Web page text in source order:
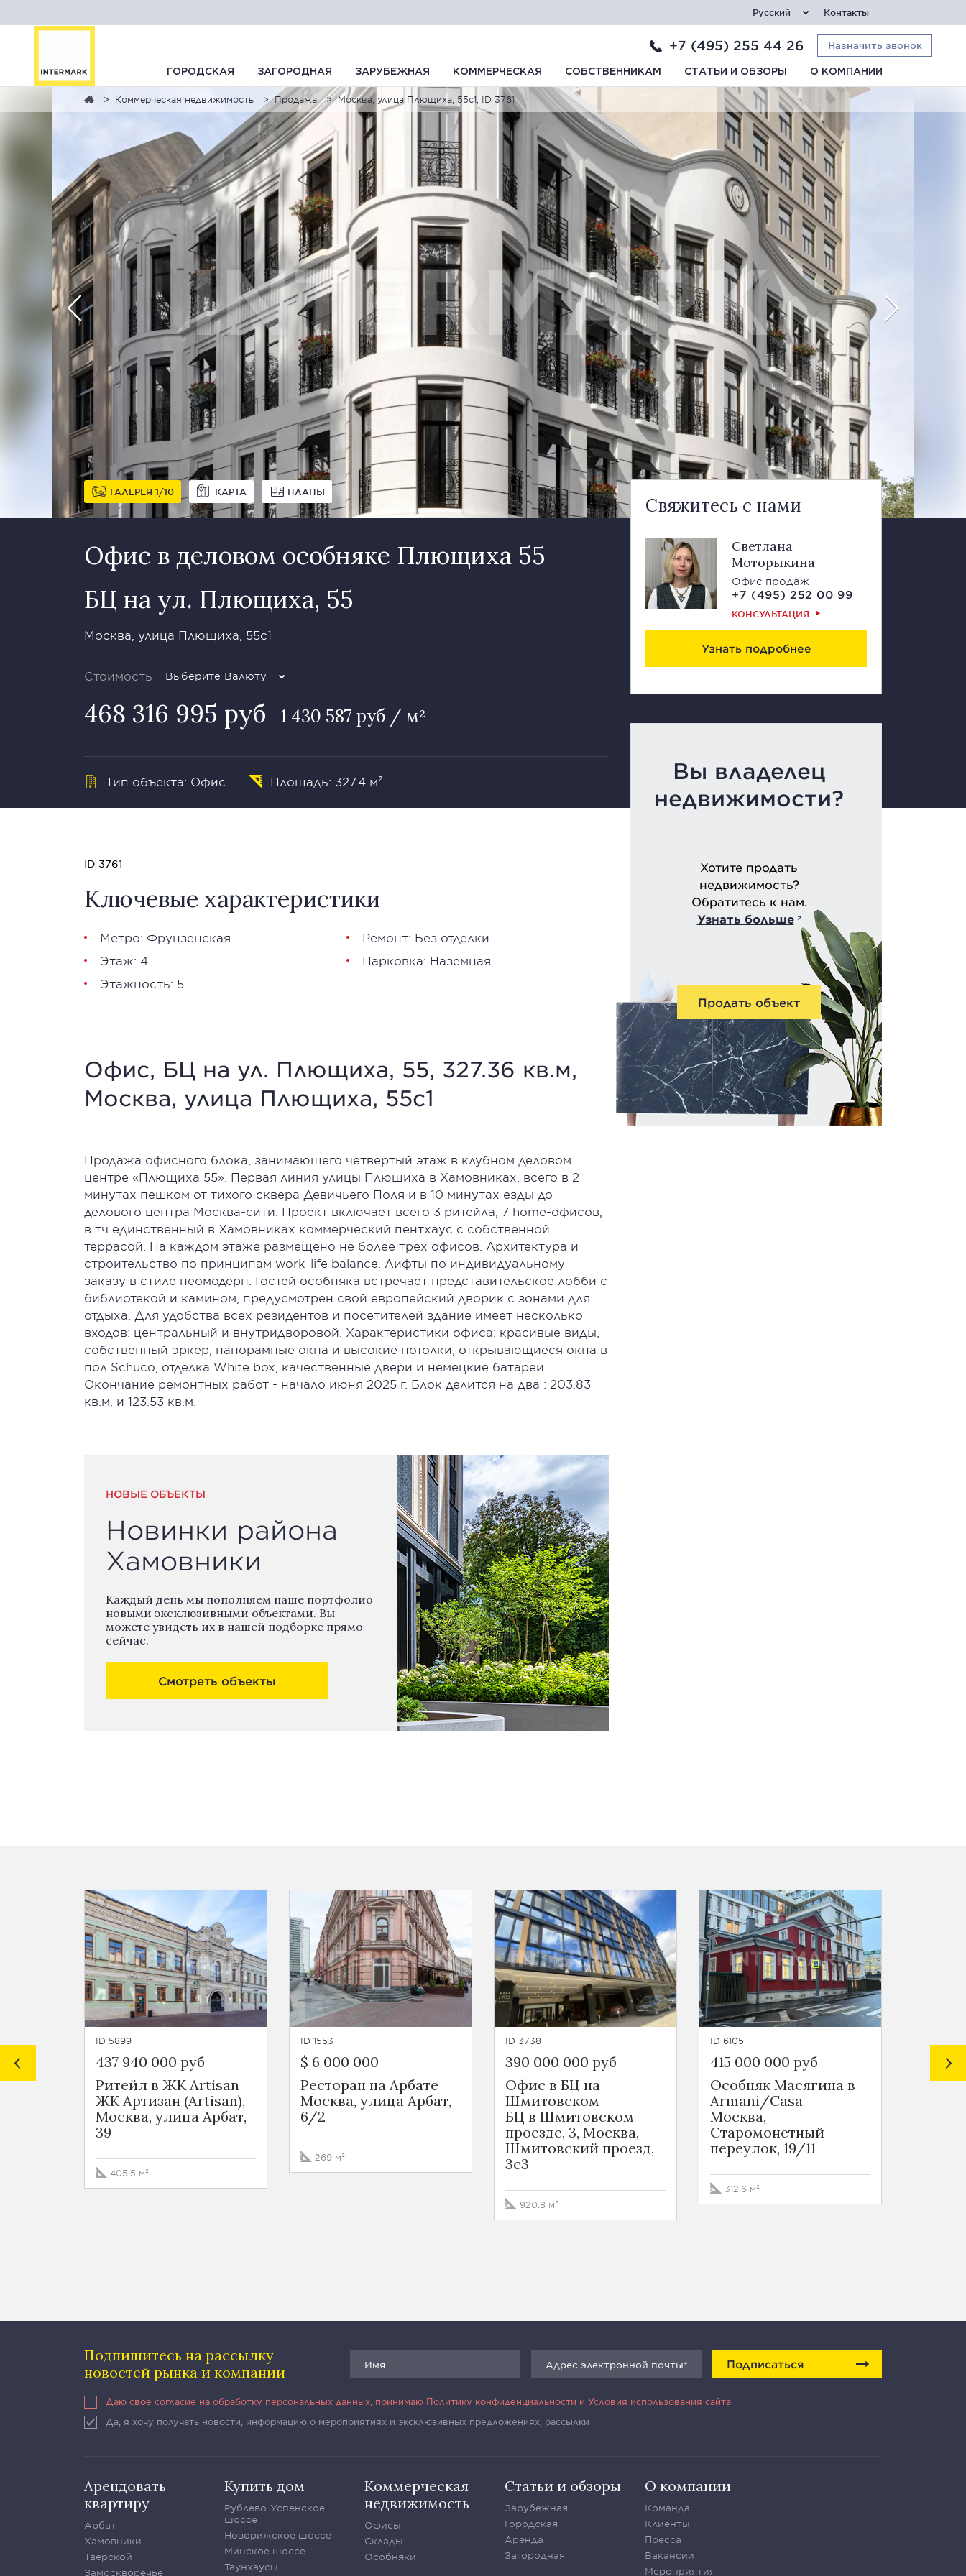
Русский Контакты
+7 (495) 255 44 26 Назначить звонок
ГОРОДСКАЯ ЗАГОРОДНАЯ ЗАРУБЕЖНАЯ КОММЕРЧЕСКАЯ СОБСТВЕННИКАМ СТАТЬИ И ОБЗОРЫ О КОМПАНИИ
Коммерческая недвижимость Продажа Москва, улица Плющиха, 55с1, ID 3761
ГАЛЕРЕЯ 1 10 КАРТА ПЛАНЫ
Офис в деловом особняке Плющиха 55
БЦ на ул. Плющиха, 55
Москва, улица Плющиха, 55с1
Стоимость Выберите Валюту
468 316 995 руб 1 430 587 руб / м²
Тип объекта: Офис Площадь: 327.4 м²
Свяжитесь с нами
Светлана
Моторыкина
Офис продаж
+7 (495) 252 00 99
КОНСУЛЬТАЦИЯ
Узнать подробнее
Вы владелец
недвижимости?
Хотите продать
недвижимость?
Обратитесь к нам.
Узнать больше
Продать объект
ID 3761
Ключевые характеристики
Метро: Фрунзенская
Этаж: 4
Этажность: 5
Ремонт: Без отделки
Парковка: Наземная
Офис, БЦ на ул. Плющиха, 55, 327.36 кв.м,
Москва, улица Плющиха, 55с1
Продажа офисного блока, занимающего четвертый этаж в клубном деловом
центре «Плющиха 55». Первая линия улицы Плющиха в Хамовниках, всего в 2
минутах пешком от тихого сквера Девичьего Поля и в 10 минутах езды до
делового центра Москва-сити. Проект включает всего 3 ритейла, 7 home-офисов,
в тч единственный в Хамовниках коммерческий пентхаус с собственной
террасой. На каждом этаже размещено не более трех офисов. Архитектура и
строительство по принципам work-life balance. Лифты по индивидуальному
заказу в стиле неомодерн. Гостей особняка встречает представительское лобби с
библиотекой и камином, предусмотрен свой европейский дворик с зонами для
отдыха. Для удобства всех резидентов и посетителей здание имеет несколько
входов: центральный и внутридворовой. Характеристики офиса: красивые виды,
собственный эркер, панорамные окна и высокие потолки, открывающиеся окна в
пол Schuco, отделка White box, качественные двери и немецкие батареи.
Окончание ремонтных работ - начало июня 2025 г. Блок делится на два : 203.83
кв.м. и 123.53 кв.м.
НОВЫЕ ОБЪЕКТЫ
Новинки района
Хамовники
Каждый день мы пополняем наше портфолио
новыми эксклюзивными объектами. Вы
можете увидеть их в нашей подборке прямо
сейчас.
Смотреть объекты
ID 5899
437 940 000 руб
Ритейл в ЖК Artisan
ЖК Артизан (Artisan),
Москва, улица Арбат,
39
405.5 м²
ID 1553
$ 6 000 000
Ресторан на Арбате
Москва, улица Арбат,
6/2
269 м²
ID 3738
390 000 000 руб
Офис в БЦ на
Шмитовском
БЦ в Шмитовском
проезде, 3, Москва,
Шмитовский проезд,
3с3
920.8 м²
ID 6105
415 000 000 руб
Особняк Масягина в
Armani/Casa
Москва,
Старомонетный
переулок, 19/11
312.6 м²
485
Подпишитесь на рассылку
новостей рынка и компании
Подписаться
Даю свое согласие на обработку персональных данных, принимаю Политику конфиденциальности и Условия использования сайта
Да, я хочу получать новости, информацию о мероприятиях и эксклюзивных предложениях, рассылки
Арендовать
квартиру
Арбат
Хамовники
Тверской
Замоскворечье
Купить дом
Рублево-Успенское
шоссе
Новорижское шоссе
Минское шоссе
Таунхаусы
Коммерческая
недвижимость
Офисы
Склады
Особняки
Статьи и обзоры
Зарубежная
Городская
Аренда
Загородная
О компании
Команда
Клиенты
Пресса
Вакансии
Мероприятия